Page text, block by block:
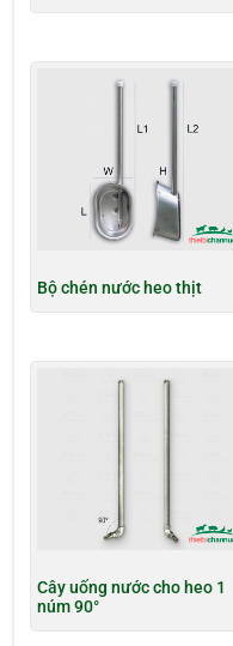
Bộ chén nước heo thịt
Cây uống nước cho heo 1
núm 90°